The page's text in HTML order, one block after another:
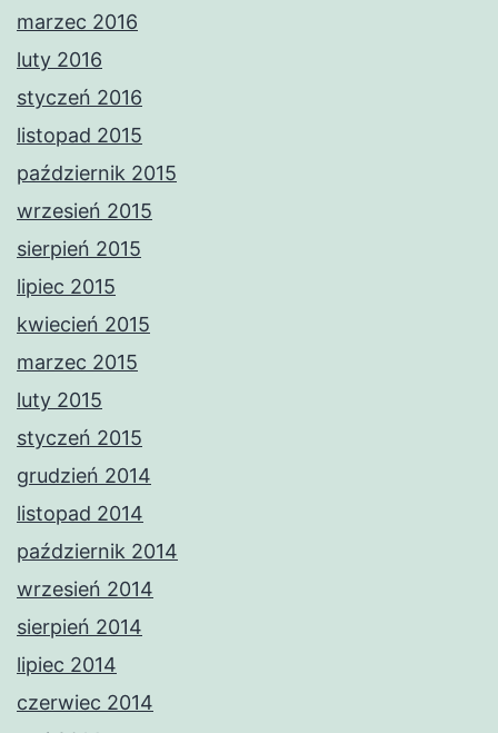
marzec 2016
luty 2016
styczeń 2016
listopad 2015
październik 2015
wrzesień 2015
sierpień 2015
lipiec 2015
kwiecień 2015
marzec 2015
luty 2015
styczeń 2015
grudzień 2014
listopad 2014
październik 2014
wrzesień 2014
sierpień 2014
lipiec 2014
czerwiec 2014